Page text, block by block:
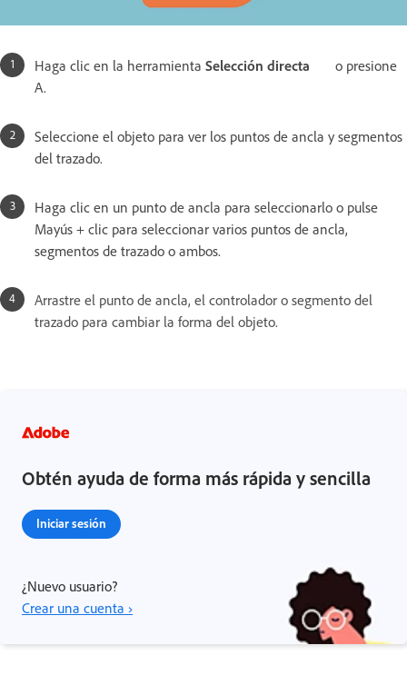
Haga clic en la herramienta Selección directa
o presione
A.
Seleccione el objeto para ver los puntos de ancla y segmentos
del trazado.
Haga clic en un punto de ancla para seleccionarlo o pulse
Mayús + clic para seleccionar varios puntos de ancla,
segmentos de trazado o ambos.
Arrastre el punto de ancla, el controlador o segmento del
trazado para cambiar la forma del objeto.
Obtén ayuda de forma más rápida y sencilla
Iniciar sesión
¿Nuevo usuario?
Crear una cuenta ›